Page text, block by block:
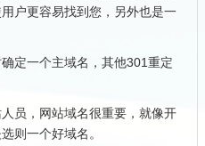
户更容易找到您，另外也是一
一个主域名，其他301重定
，网站域名很重要，就像开
则一个好域名。